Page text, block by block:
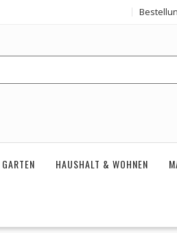
GARTEN HAUSHALT & WOHNEN